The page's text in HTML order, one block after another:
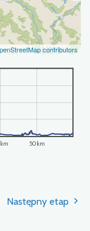
contributors
50km
Następny etap